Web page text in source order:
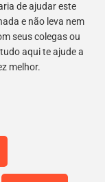
de ajudar este
e não leva nem
seus colegas ou
aqui te ajude a
melhor.